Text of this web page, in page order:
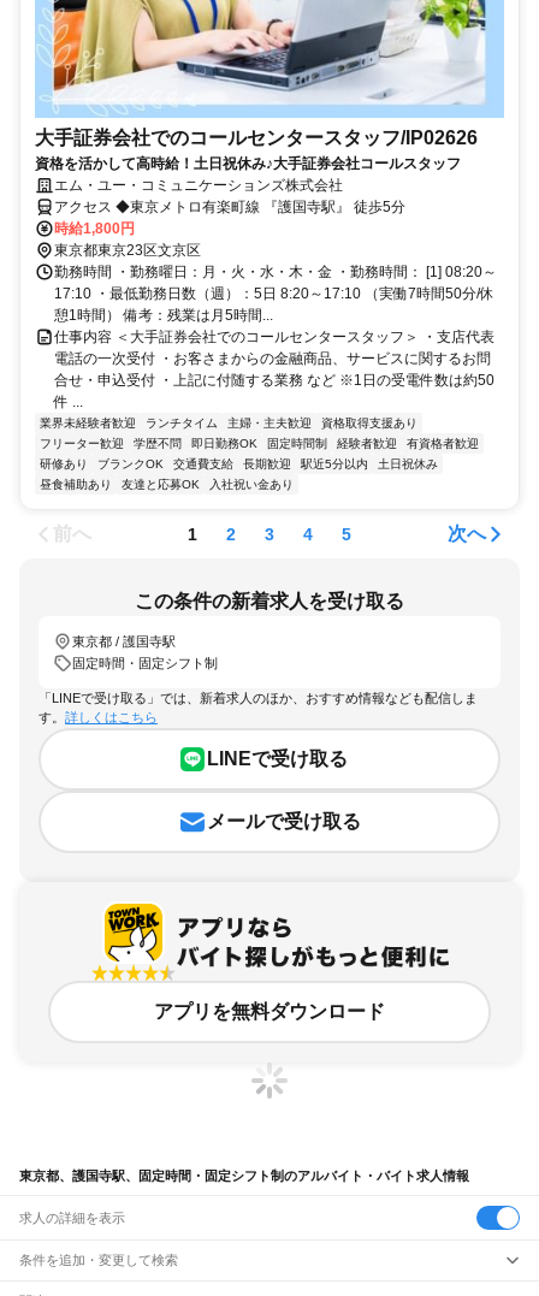
大手証券会社でのコールセンタースタッフ/IP02626
資格を活かして高時給！土日祝休み♪大手証券会社コールスタッフ
エム・ユー・コミュニケーションズ株式会社
アクセス ◆東京メトロ有楽町線 『護国寺駅』 徒歩5分
時給1,800円
東京都東京23区文京区
勤務時間 ・勤務曜日：月・火・水・木・金 ・勤務時間： [1] 08:20～
17:10 ・最低勤務日数（週）：5日 8:20～17:10 （実働7時間50分/休
憩1時間） 備考：残業は月5時間...
仕事内容 ＜大手証券会社でのコールセンタースタッフ＞ ・支店代表
電話の一次受付 ・お客さまからの金融商品、サービスに関するお問
合せ・申込受付 ・上記に付随する業務 など ※1日の受電件数は約50
件 ...
業界未経験者歓迎 ランチタイム 主婦・主夫歓迎
資格取得支援あり
フリーター歓迎
学歴不問 即日勤務OK 固定時間制 経験者歓迎
有資格者歓迎
研修あり
ブランクOK 交通費支給 長期歓迎 駅近5分以内
土日祝休み
昼食補助あり
友達と応募OK 入社祝い金あり
前へ 1 2 3 4 5 次へ
この条件の新着求人を受け取る
東京都 / 護国寺駅
固定時間・固定シフト制
「LINEで受け取る」では、新着求人のほか、おすすめ情報なども配信しま
す。 詳しくはこちら
LINEで受け取る
メールで受け取る
アプリを無料ダウンロード
東京都、護国寺駅、固定時間・固定シフト制のアルバイト・バイト求人情報
求人の詳細を表示
条件を追加・変更して検索